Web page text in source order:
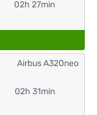
02h 27min
02h 31min
Airbus A320neo